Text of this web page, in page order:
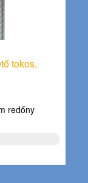
tokos,
redőny